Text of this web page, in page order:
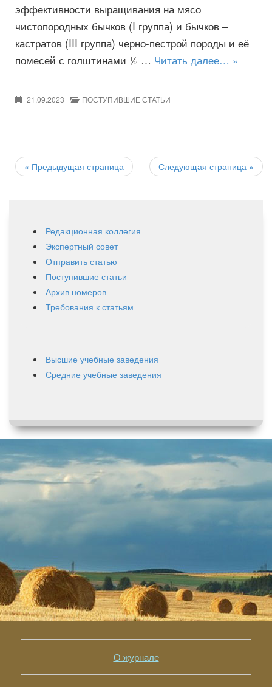
эффективности выращивания на мясо
чистопородных бычков (I группа) и бычков –
кастратов (III группа) черно-пестрой породы и её
помесей с голштинами ½ … Читать далее… »
21.09.2023 ПОСТУПИВШИЕ СТАТЬИ
Post
navigation Следующая страница »
« Предыдущая страница
Редакционная коллегия
Экспертный совет
Отправить статью
Поступившие статьи
Архив номеров
Требования к статьям
Высшие учебные заведения
Средние учебные заведения
О журнале